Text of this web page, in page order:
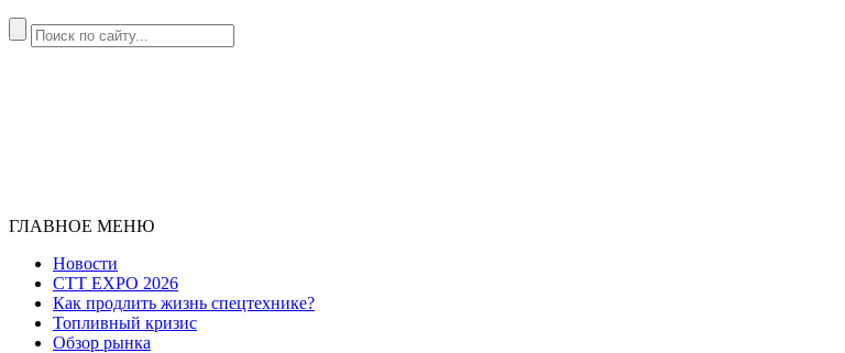
ГЛАВНОЕ МЕНЮ
Новости
CTT EXPO 2026
Как продлить жизнь спецтехнике?
Топливный кризис
Обзор рынка